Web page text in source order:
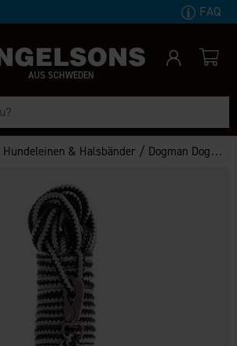
FAQ
AUS SCHWEDEN
Hundeleinen & Halsbänder / Dogman Dogman Geflochtene Schleppleine Iris